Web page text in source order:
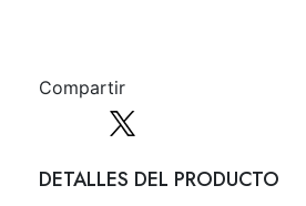
Compartir
DETALLES DEL PRODUCTO